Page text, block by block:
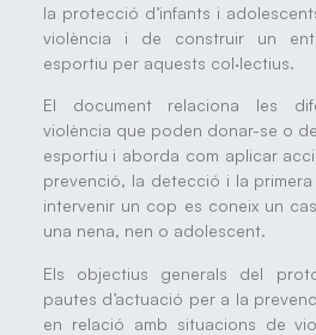
la protecció d’infants i
violència i de construir un
esportiu per aquests col·lectius.
El document relaciona les
violència que poden donar-se o
esportiu i aborda com aplicar
prevenció, la detecció i la
intervenir un cop es coneix un
una nena, nen o adolescent.
Els objectius generals del
pautes d’actuació per a la
en relació amb situacions de